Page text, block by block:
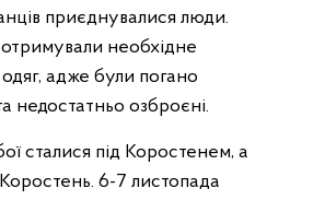
приєднувалися люди.
необхідне
адже були погано
недостатньо озброєні.
сталися під Коростенем, а
6-7 листопада